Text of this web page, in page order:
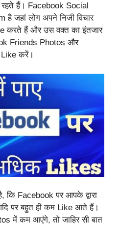
हैं। Facebook Social
जहां लोग अपने निजी विचार
करते हैं और उस वक्त का इंतजार
Friends Photos और
करें।
कि Facebook पर आपके द्वारा
पर बहुत ही कम Like आते हैं।
में कम आएंगे, तो जाहिर सी बात